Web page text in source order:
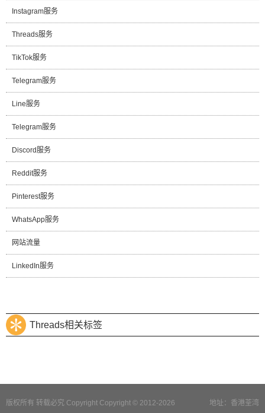
Instagram服务
Threads服务
TikTok服务
Telegram服务
Line服务
Telegram服务
Discord服务
Reddit服务
Pinterest服务
WhatsApp服务
网站流量
LinkedIn服务
Threads相关标签
地址：香港荃湾
版权所有 转载必究 Copyright Copyright © 2012-2026